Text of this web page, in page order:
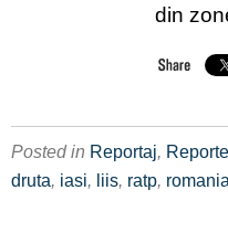
din
Posted in Reportaj,
druta, iasi, liis, ratp,